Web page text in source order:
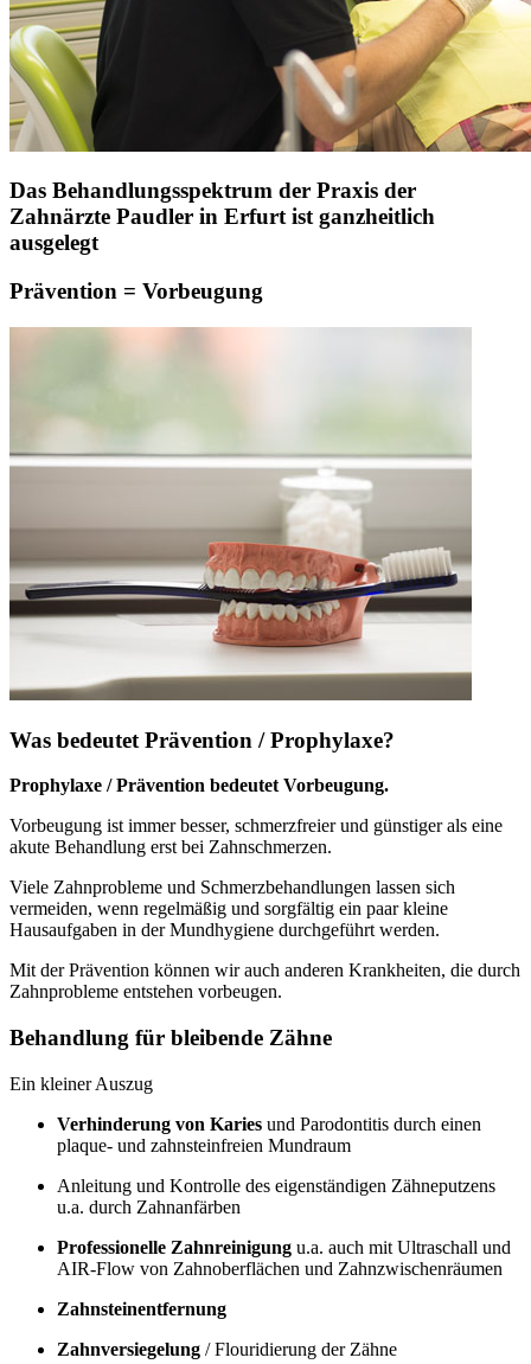
Das Behandlungsspektrum der Praxis der
Zahnärzte Paudler in Erfurt ist ganzheitlich
ausgelegt
Prävention = Vorbeugung
Was bedeutet Prävention / Prophylaxe?
Prophylaxe / Prävention bedeutet Vorbeugung.
Vorbeugung ist immer besser, schmerzfreier und günstiger als eine
akute Behandlung erst bei Zahnschmerzen.
Viele Zahnprobleme und Schmerzbehandlungen lassen sich
vermeiden, wenn regelmäßig und sorgfältig ein paar kleine
Hausaufgaben in der Mundhygiene durchgeführt werden.
Mit der Prävention können wir auch anderen Krankheiten, die durch
Zahnprobleme entstehen vorbeugen.
Behandlung für bleibende Zähne
Ein kleiner Auszug
Verhinderung von Karies und Parodontitis durch einen
plaque- und zahnsteinfreien Mundraum
Anleitung und Kontrolle des eigenständigen Zähneputzens
u.a. durch Zahnanfärben
Professionelle Zahnreinigung u.a. auch mit Ultraschall und
AIR-Flow von Zahnoberflächen und Zahnzwischenräumen
Zahnsteinentfernung
Zahnversiegelung / Flouridierung der Zähne